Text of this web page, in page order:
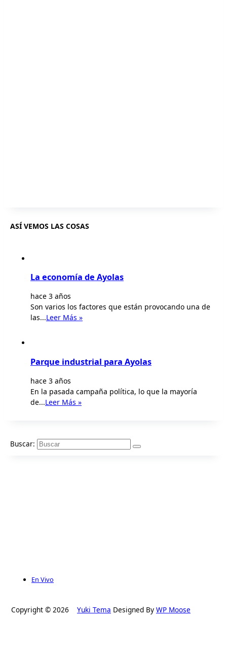
ASÍ VEMOS LAS COSAS
La economía de Ayolas
hace 3 años
Son varios los factores que están provocando una de
las...Leer Más »
Parque industrial para Ayolas
hace 3 años
En la pasada campaña política, lo que la mayoría
de...Leer Más »
Buscar:
En Vivo
Copyright © 2026 Yuki Tema Designed By WP Moose